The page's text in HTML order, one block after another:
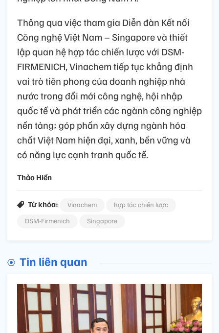
Thông qua việc tham gia Diễn đàn Kết nối
Công nghệ Việt Nam – Singapore và thiết
lập quan hệ hợp tác chiến lược với DSM-
FIRMENICH, Vinachem tiếp tục khẳng định
vai trò tiên phong của doanh nghiệp nhà
nước trong đổi mới công nghệ, hội nhập
quốc tế và phát triển các ngành công nghiệp
nền tảng; góp phần xây dựng ngành hóa
chất Việt Nam hiện đại, xanh, bền vững và
có năng lực cạnh tranh quốc tế.
Thảo Hiền
Từ khóa: Vinachem
hợp tác chiến lược
DSM-Firmenich
Singapore
Tin liên quan